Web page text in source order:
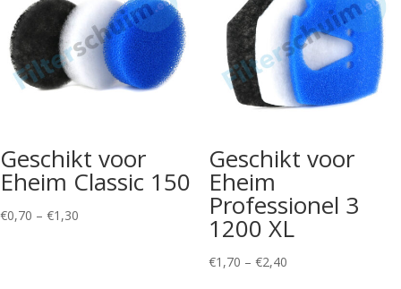
Geschikt voor
Eheim Classic 150
€0,70 – €1,30
Geschikt voor
Eheim
Professionel 3
1200 XL
€1,70 – €2,40Price